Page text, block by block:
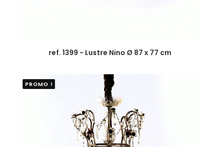
ref. 1399 - Lustre Nino Ø 87 x 77 cm
PROMO !